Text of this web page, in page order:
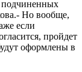
подчиненных
Но вообще,
если
пройдет
оформлены в